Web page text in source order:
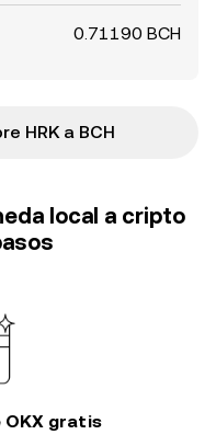
0.71190 BCH
HRK a BCH
local a cripto
gratis